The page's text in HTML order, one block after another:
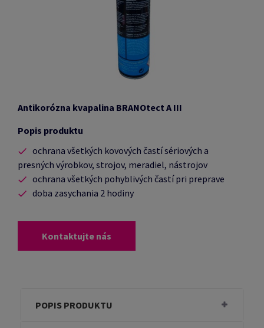
Antikorózna kvapalina BRANOtect A III
Popis produktu
ochrana všetkých kovových častí sériových a
presných výrobkov, strojov, meradiel, nástrojov
ochrana všetkých pohyblivých častí pri preprave
doba zasychania 2 hodiny
Kontaktujte nás
POPIS PRODUKTU